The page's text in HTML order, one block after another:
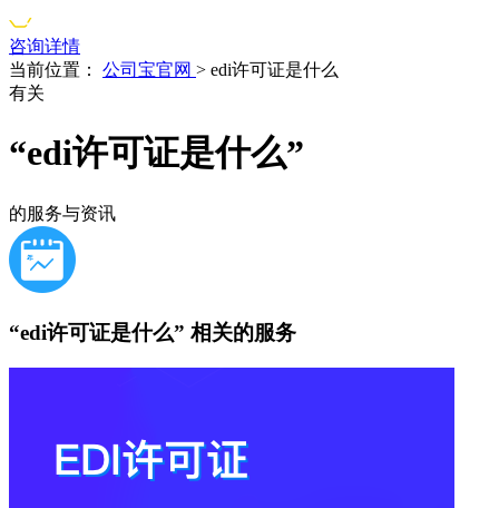
咨询详情
当前位置：
公司宝官网 > edi许可证是什么
有关
“edi许可证是什么”
的服务与资讯
“edi许可证是什么” 相关的服务